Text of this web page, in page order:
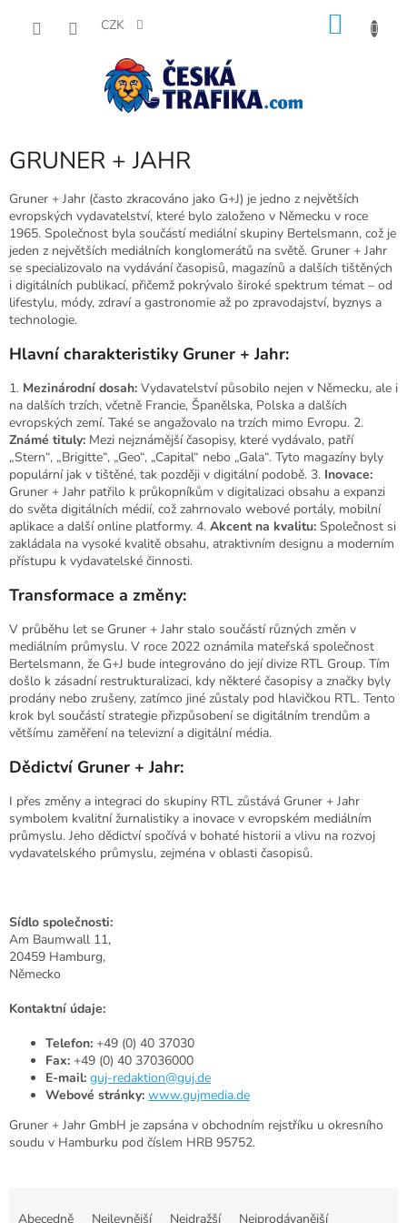
CZK
GRUNER + JAHR
Gruner + Jahr (často zkracováno jako G+J) je jedno z největších
evropských vydavatelství, které bylo založeno v Německu v roce
1965. Společnost byla součástí mediální skupiny Bertelsmann, což je
jeden z největších mediálních konglomerátů na světě. Gruner + Jahr
se specializovalo na vydávání časopisů, magazínů a dalších tištěných
i digitálních publikací, přičemž pokrývalo široké spektrum témat – od
lifestylu, módy, zdraví a gastronomie až po zpravodajství, byznys a
technologie.
Hlavní charakteristiky Gruner + Jahr:
1. Mezinárodní dosah: Vydavatelství působilo nejen v Německu, ale i
na dalších trzích, včetně Francie, Španělska, Polska a dalších
evropských zemí. Také se angažovalo na trzích mimo Evropu. 2.
Známé tituly: Mezi nejznámější časopisy, které vydávalo, patří
„Stern“, „Brigitte“, „Geo“, „Capital“ nebo „Gala“. Tyto magazíny byly
populární jak v tištěné, tak později v digitální podobě. 3. Inovace:
Gruner + Jahr patřilo k průkopníkům v digitalizaci obsahu a expanzi
do světa digitálních médií, což zahrnovalo webové portály, mobilní
aplikace a další online platformy. 4. Akcent na kvalitu: Společnost si
zakládala na vysoké kvalitě obsahu, atraktivním designu a moderním
přístupu k vydavatelské činnosti.
Transformace a změny:
V průběhu let se Gruner + Jahr stalo součástí různých změn v
mediálním průmyslu. V roce 2022 oznámila mateřská společnost
Bertelsmann, že G+J bude integrováno do její divize RTL Group. Tím
došlo k zásadní restrukturalizaci, kdy některé časopisy a značky byly
prodány nebo zrušeny, zatímco jiné zůstaly pod hlavičkou RTL. Tento
krok byl součástí strategie přizpůsobení se digitálním trendům a
většímu zaměření na televizní a digitální média.
Dědictví Gruner + Jahr:
I přes změny a integraci do skupiny RTL zůstává Gruner + Jahr
symbolem kvalitní žurnalistiky a inovace v evropském mediálním
průmyslu. Jeho dědictví spočívá v bohaté historii a vlivu na rozvoj
vydavatelského průmyslu, zejména v oblasti časopisů.
Sídlo společnosti:
Am Baumwall 11,
20459 Hamburg,
Německo
Kontaktní údaje:
Telefon: +49 (0) 40 37030
Fax: +49 (0) 40 37036000
E-mail: guj-redaktion@guj.de
Webové stránky: www.gujmedia.de
Gruner + Jahr GmbH je zapsána v obchodním rejstříku u okresního
soudu v Hamburku pod číslem HRB 95752.
Abecedně Nejlevnější Nejdražší Nejprodávanější